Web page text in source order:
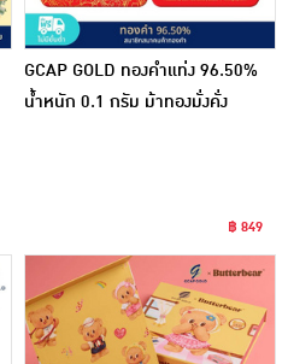
GCAP GOLD ทองคำแท่ง 96.50%
น้ำหนัก 0.1 กรัม ม้าทองมั่งคั่ง
฿ 849